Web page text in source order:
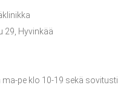
29, Hyvinkää
pe klo 10-19 sekä sovitusti